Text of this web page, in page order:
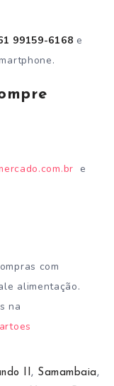
99159-6168 e
e
com
alimentação.
na
II, Samambaia,